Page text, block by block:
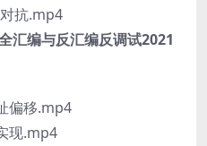
抗.mp4
汇编与反汇编反调试2021
偏移.mp4
现.mp4